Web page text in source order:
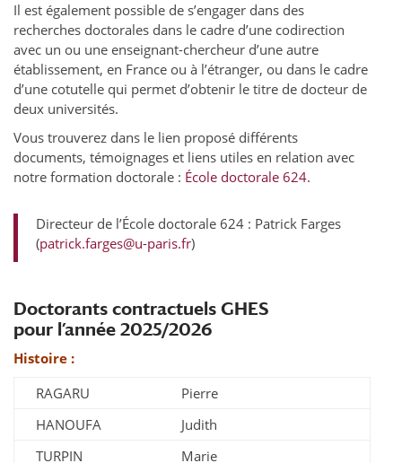
Il est également possible de s’engager dans des
recherches doctorales dans le cadre d’une codirection
avec un ou une enseignant-chercheur d’une autre
établissement, en France ou à l’étranger, ou dans le cadre
d’une cotutelle qui permet d’obtenir le titre de docteur de
deux universités.
Vous trouverez dans le lien proposé différents
documents, témoignages et liens utiles en relation avec
notre formation doctorale : École doctorale 624.
Directeur de l’École doctorale 624 : Patrick Farges
(patrick.farges@u-paris.fr)
Doctorants contractuels GHES
pour l’année 2025/2026
Histoire :
RAGARU
Pierre
HANOUFA
Judith
TURPIN
Marie